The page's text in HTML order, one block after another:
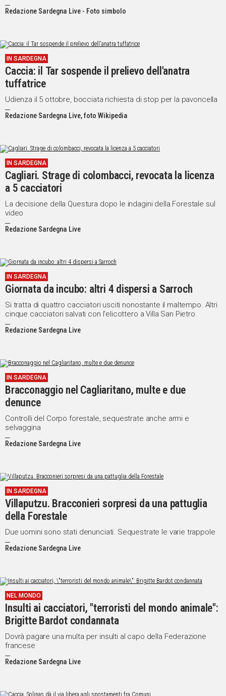
UNISCITI
WHATSAPP
Social
Redazione Sardegna Live - Foto simbolo
IN SARDEGNA
Caccia: il Tar sospende il prelievo dell'anatra
tuffatrice
Udienza il 5 ottobre, bocciata richiesta di stop per la pavoncella
Redazione Sardegna Live, foto Wikipedia
IN SARDEGNA
Cagliari. Strage di colombacci, revocata la licenza
a 5 cacciatori
La decisione della Questura dopo le indagini della Forestale sul
video
Redazione Sardegna Live
IN SARDEGNA
Giornata da incubo: altri 4 dispersi a Sarroch
Si tratta di quattro cacciatori usciti nonostante il maltempo. Altri
cinque cacciatori salvati con l'elicottero a Villa San Pietro
Redazione Sardegna Live
IN SARDEGNA
Bracconaggio nel Cagliaritano, multe e due
denunce
Controlli del Corpo forestale, sequestrate anche armi e
selvaggina
Redazione Sardegna Live
IN SARDEGNA
Villaputzu. Bracconieri sorpresi da una pattuglia
della Forestale
Due uomini sono stati denunciati. Sequestrate le varie trappole
Redazione Sardegna Live
NEL MONDO
Insulti ai cacciatori, "terroristi del mondo animale":
Brigitte Bardot condannata
Dovrà pagare una multa per insulti al capo della Federazione
francese
Redazione Sardegna Live